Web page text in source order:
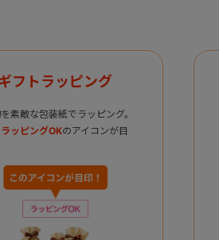
フトラッピング
素敵な包装紙でラッピング。
ッピングOKのアイコンが目